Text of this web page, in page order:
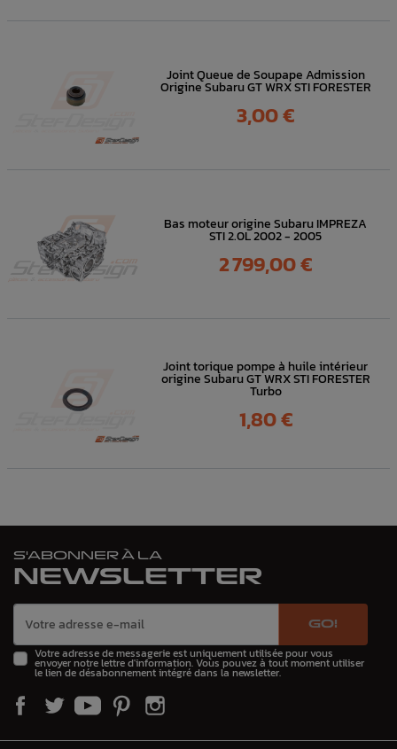
Joint Queue de Soupape Admission
Origine Subaru GT WRX STI FORESTER
Prix
3,00 €
Bas moteur origine Subaru IMPREZA
STI 2.0L 2002 - 2005
Prix
2 799,00 €
Joint torique pompe à huile intérieur
origine Subaru GT WRX STI FORESTER
Turbo
Prix
1,80 €
S'ABONNER À LA
NEWSLETTER
GO!
Votre adresse de messagerie est uniquement utilisée pour vous
envoyer notre lettre d'information. Vous pouvez à tout moment utiliser
le lien de désabonnement intégré dans la newsletter.